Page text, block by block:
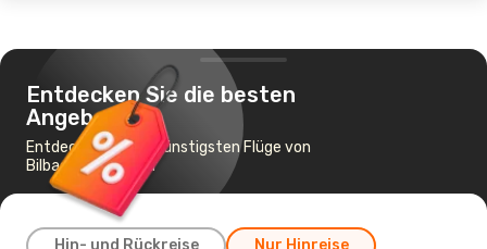
Entdecken Sie die besten
Angebote
Entdecken Sie die günstigsten Flüge von
Bilbao nach Madrid
Hin- und Rückreise Nur Hinreise